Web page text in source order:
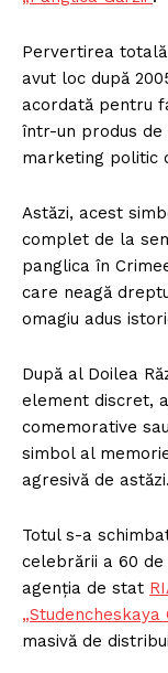
Pervertirea
avut loc după
acordată pentru
într-un produs de
marketing politic
Astăzi, acest
complet de la
panglica în
care neagă
omagiu adus
După al Doilea
element discret,
comemorative
simbol al
agresivă de astăzi.
Totul s-a
celebrării a 60
agenția de stat
„Studencheskaya
masivă de